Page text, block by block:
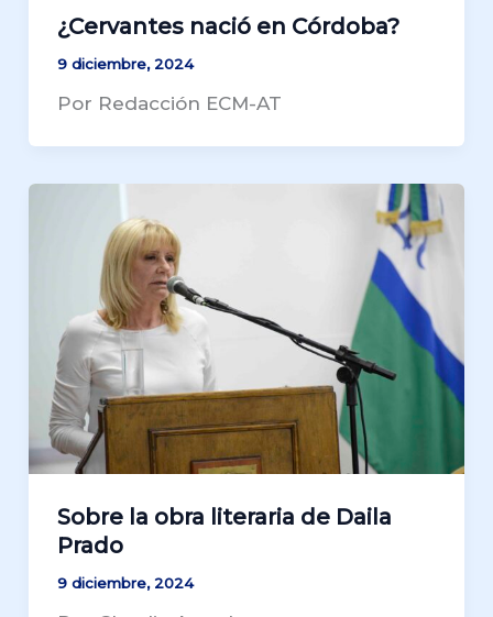
¿Cervantes nació en Córdoba?
9 diciembre, 2024
Por Redacción ECM-AT
Sobre la obra literaria de Daila
Prado
9 diciembre, 2024